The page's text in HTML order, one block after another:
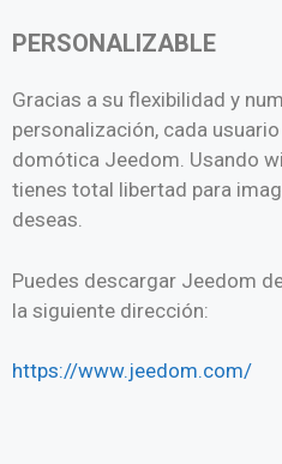
PERSONALIZABLE
Gracias a su flexibilidad y
personalización, cada
domótica Jeedom. Usando
tienes total libertad para
deseas.
Puedes descargar Jeedom
la siguiente dirección:
https://www.jeedom.com/